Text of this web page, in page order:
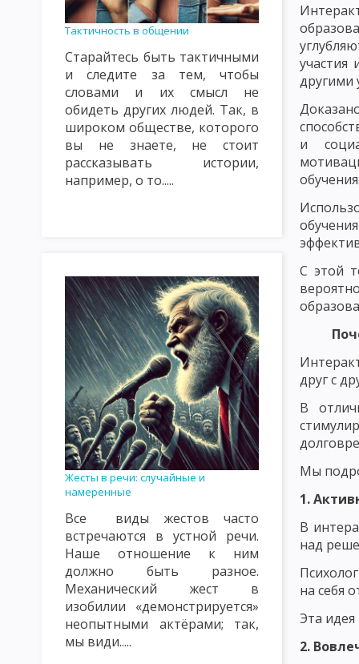
ПРИНЦИП ПРОЧНОСТИ УСВОЕНИЯ ЗНАНИЙ, ФОРМИРОВАНИЯ
КЛАССИФИКАЦИЯ МЕТОДОВ ОБУЧЕНИЯ ПО БАБАНСКОМУ
ТРАДИЦИОННЫЕ МЕТОДЫ ОБУЧЕНИЯ. СЛОВЕСНЫЕ МЕТОДЫ
МЕТОД ЛЕКЦИЯ МЕТОД БЕСЕДА МЕТОД ДИСКУССИЯ
НАГЛЯДНЫЕ МЕТОДЫ ОБУЧЕНИЯ: ПОКАЗ, ИЛЛЮСТРИРОВАНИЕ
ПРАКТИЧЕСКИЕ МЕТОДЫ ОБУЧЕНИЯ: ЛАБОРАТОРНЫЕ РАБОТЫ,
МЕТОДЫ КОНТРОЛЯ И САМОКОНТРОЛЯ В ОБУЧЕНИИ.
ИМИТАЦИОННЫЕ МЕТОДЫ ОБУЧЕНИЯ. МЕТОД ИНСЦЕНИРОВКИ
ИМИТАЦИОННЫЕ НЕ ИГРОВЫЕ МЕТОДЫ ОБУЧЕНИЯ. АНАЛИЗ
МЕТОДИКА РЕШЕНИЯ СИТУАЦИОННЫХ ЗАДАЧ МЕТОД
МОЗГОВАЯ АТАКА (БРЕЙНСТОРМИНГ) МЕТОД КРУГЛОГО
ИНТЕЛЛЕКТУАЛЬНАЯ РАЗМИНКА, СОКРАТИЧНАЯ БЕСЕДА КАК
КЛАССИФИКАЦИЯ ФОРМ ОРГАНИЗАЦИИ ОБУЧЕНИЯ
КЛАССИФИКАЦИЯ УРОКОВ. ТИПЫ УРОКОВ. ВИДЫ УРОКОВ
ВИДЫ, ФОРМЫ И МЕТОДЫ КОНТРОЛЯ И ОЦЕНКИ
СОДЕРЖАНИЕ ПЕДАГОГИЧЕСКОГО ПОНЯТИЯ «ВОСПИТАНИЕ»
ОБЪЕКТЫ ВОСПИТАТЕЛЬНОГО ВОЗДЕЙСТВИЯ: СОЗНАНИЕ,
ТЕОРИЯ ВОСПИТАНИЯ КАК НАУЧНАЯ И УЧЕБНАЯ ДИСЦИПЛИНА
ФУНКЦИИ ТЕОРИИ ВОСПИТАНИЯ СУТЬ ПРОЦЕССА
КЛАССИФИКАЦИЯ МЕТОДОВ ВОСПИТАНИЯ. ВОСПИТАННИКИ
ЦЕЛЬ И ЭМОЦИОНАЛЬНО-МОТИВАЦИОННЫЙ КОМПОНЕНТ
Тактичность в общении
Старайтесь быть тактичными
и следите за тем, чтобы
словами и их смысл не
обидеть других людей. Так, в
широком обществе, которого
вы не знаете, не стоит
рассказывать истории,
например, о то.....
Жесты в речи: случайные и
намеренные
Все виды жестов часто
встречаются в устной речи.
Наше отношение к ним
должно быть разное.
Механический жест в
изобилии «демонстрируется»
неопытными актёрами; так,
мы види.....
участия
другими
и
обучения.
С этой
друг с
В
Мы
1.
В
над
на себя
Эта идея
2.